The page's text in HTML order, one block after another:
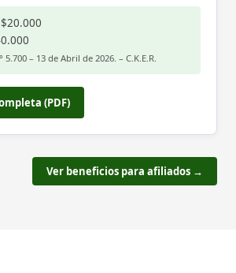
$20.000
5.700 – 13 de Abril de 2026. – C.K.E.R.
(PDF)
Ver beneficios para afiliados →